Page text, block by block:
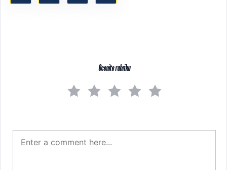
Ocenite rubriku